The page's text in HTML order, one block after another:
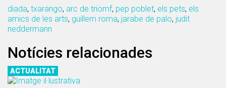
diada, txarango, arc de triomf, pep poblet, els pets, els
amics de les arts, guillem roma, jarabe de palo, judit
neddermann
Notícies relacionades
ACTUALITAT